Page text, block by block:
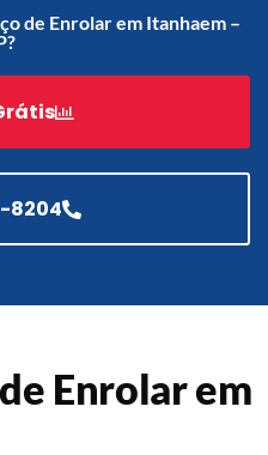
Enrolar em Teresópolis – RJ
Portão de Garagem de
Enrolar em São Pedro da
Enrolar em São João de
Meriti – RJ
Portão de Garagem de
Enrolar em São Gonçalo – RJ
Enrolar em Queimados – RJ
de Enrolar em Itanhaem –
8204
Enrolar em